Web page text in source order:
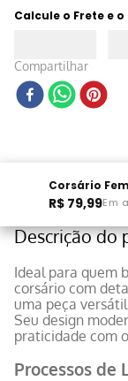
Calcule o Frete e o
Compartilhar
R$ 79,99Em
Descrição do
Ideal para quem
corsário com
uma peça
Seu design
praticidade com
Processos de